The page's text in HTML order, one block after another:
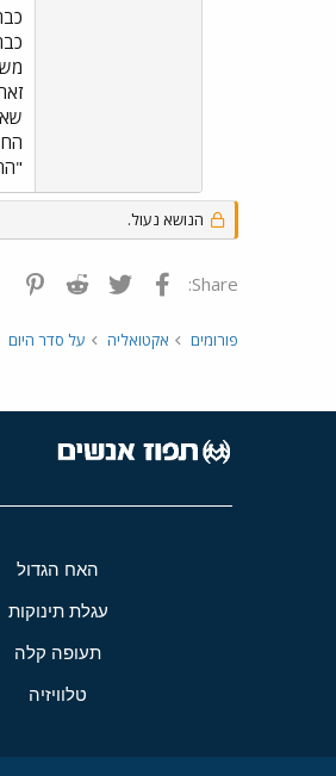
הנושא נעול.
Share: פייסבוק Twitter
Reddit
פורומים אקטואליה על סדר היום
האח הגדול
עגלת תינוקות
תעופה קלה
טלוויזיה